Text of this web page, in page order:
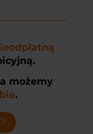
możemy
.